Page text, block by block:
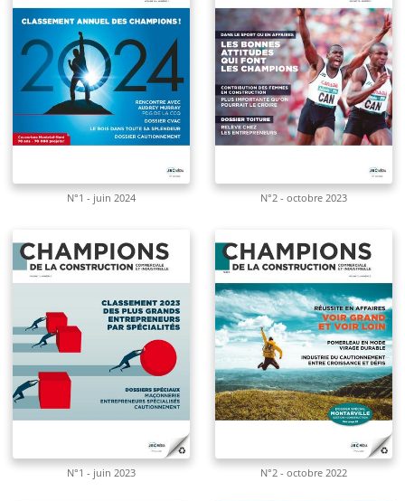
N°1 - juin 2024 N°2 - octobre 2023
N°1 - juin 2023 N°2 - octobre 2022